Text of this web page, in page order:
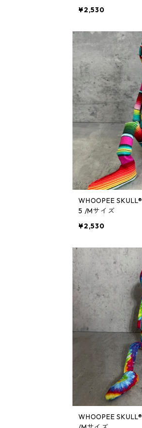
¥2,530
WHOOPEE SKULL® #USA Fabric series＃9
5 /Mサイズ
¥2,530
WHOOPEE SKULL® #USA Fabric series＃81